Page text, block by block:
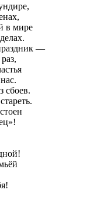
в мире
—
сбоев.